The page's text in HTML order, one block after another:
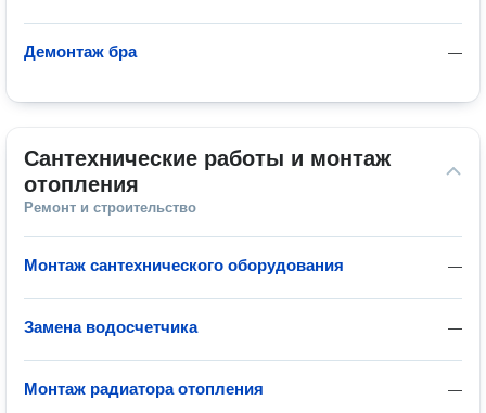
—
Демонтаж бра
Сантехнические работы и монтаж
отопления
Ремонт и строительство
—
Монтаж сантехнического оборудования
—
Замена водосчетчика
—
Монтаж радиатора отопления